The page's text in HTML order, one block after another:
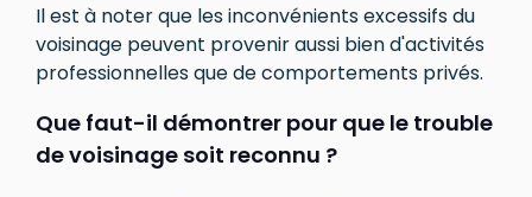
Il est à noter que les inconvénients excessifs du
voisinage peuvent provenir aussi bien d'activités
professionnelles que de comportements privés.
Que faut-il démontrer pour que le trouble
de voisinage soit reconnu ?